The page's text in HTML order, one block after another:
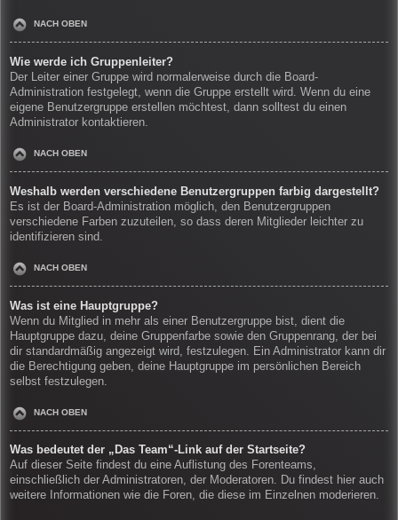
NACH OBEN
Wie werde ich Gruppenleiter?
Der Leiter einer Gruppe wird normalerweise durch die Board-
Administration festgelegt, wenn die Gruppe erstellt wird. Wenn du eine
eigene Benutzergruppe erstellen möchtest, dann solltest du einen
Administrator kontaktieren.
NACH OBEN
Weshalb werden verschiedene Benutzergruppen farbig dargestellt?
Es ist der Board-Administration möglich, den Benutzergruppen
verschiedene Farben zuzuteilen, so dass deren Mitglieder leichter zu
identifizieren sind.
NACH OBEN
Was ist eine Hauptgruppe?
Wenn du Mitglied in mehr als einer Benutzergruppe bist, dient die
Hauptgruppe dazu, deine Gruppenfarbe sowie den Gruppenrang, der bei
dir standardmäßig angezeigt wird, festzulegen. Ein Administrator kann dir
die Berechtigung geben, deine Hauptgruppe im persönlichen Bereich
selbst festzulegen.
NACH OBEN
Was bedeutet der „Das Team“-Link auf der Startseite?
Auf dieser Seite findest du eine Auflistung des Forenteams,
einschließlich der Administratoren, der Moderatoren. Du findest hier auch
weitere Informationen wie die Foren, die diese im Einzelnen moderieren.